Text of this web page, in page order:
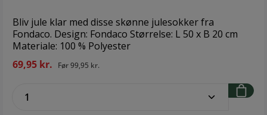
Bliv jule klar med disse skønne julesokker fra
Fondaco. Design: Fondaco Størrelse: L 50 x B 20 cm
Materiale: 100 % Polyester
69,95 kr.
Før99,95 kr.